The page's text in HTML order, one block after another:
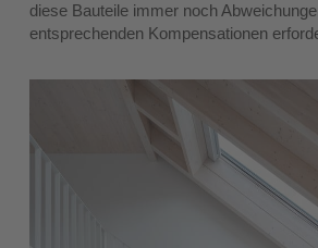
diese Bauteile immer noch
entsprechenden Kompensationen